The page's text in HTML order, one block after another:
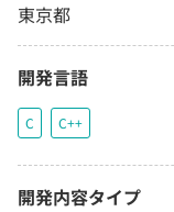
東京都
開発言語
C C++
開発内容タイプ